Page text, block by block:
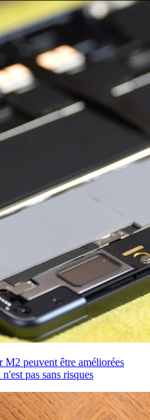
peuvent être améliorées
pas sans risques